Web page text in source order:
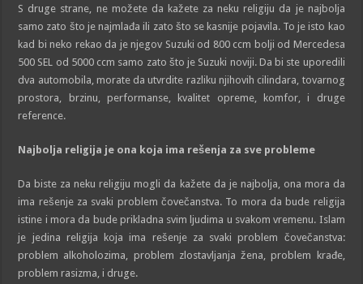
S druge strane, ne možete da kažete za neku religiju da je najbolja
samo zato što je najmlađa ili zato što se kasnije pojavila. To je isto kao
kad bi neko rekao da je njegov Suzuki od 800 ccm bolji od Mercedesa
500 SEL od 5000 ccm samo zato što je Suzuki noviji. Da bi ste uporedili
dva automobila, morate da utvrdite razliku njihovih cilindara, tovarnog
prostora, brzinu, performanse, kvalitet opreme, komfor, i druge
reference.
Najbolja religija je ona koja ima rešenja za sve probleme
Da biste za neku religiju mogli da kažete da je najbolja, ona mora da
ima rešenje za svaki problem čovečanstva. To mora da bude religija
istine i mora da bude prikladna svim ljudima u svakom vremenu. Islam
je jedina religija koja ima rešenje za svaki problem čovečanstva:
problem alkoholozima, problem zlostavljanja žena, problem krađe,
problem rasizma, i druge.